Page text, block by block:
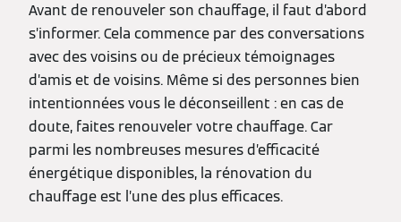
Avant de renouveler son chauffage, il faut d’abord
s’informer. Cela commence par des conversations
avec des voisins ou de précieux témoignages
d’amis et de voisins. Même si des personnes bien
intentionnées vous le déconseillent : en cas de
doute, faites renouveler votre chauffage. Car
parmi les nombreuses mesures d’efficacité
énergétique disponibles, la rénovation du
chauffage est l’une des plus efficaces.